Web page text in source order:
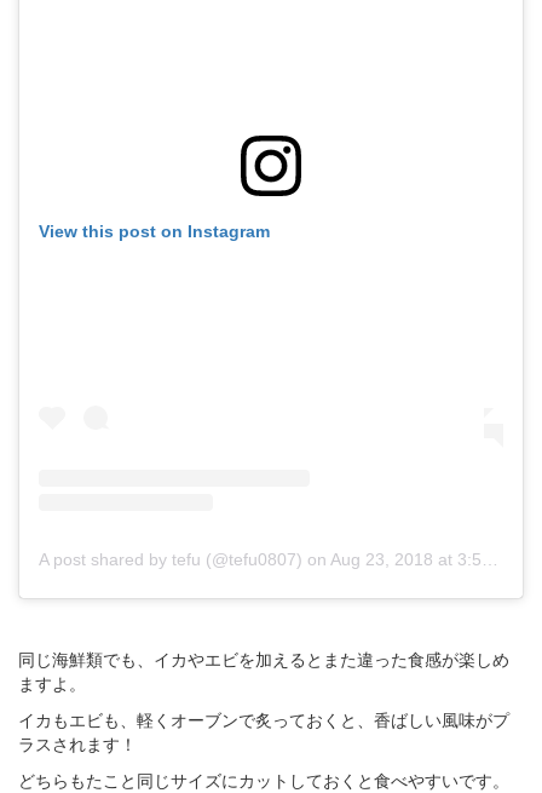
View this post on Instagram
A post shared by tefu (@tefu0807) on Aug 23, 2018 at 3:56am PDT
同じ海鮮類でも、イカやエビを加えるとまた違った食感が楽しめ
ますよ。
イカもエビも、軽くオーブンで炙っておくと、香ばしい風味がプ
ラスされます！
どちらもたこと同じサイズにカットしておくと食べやすいです。